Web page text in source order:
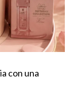
con una